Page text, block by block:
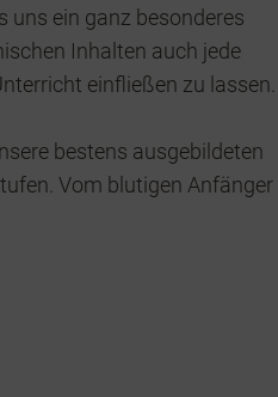
uns ein ganz besonderes
Inhalten auch jede
einfließen zu lassen.
bestens ausgebildeten
Vom blutigen Anfänger